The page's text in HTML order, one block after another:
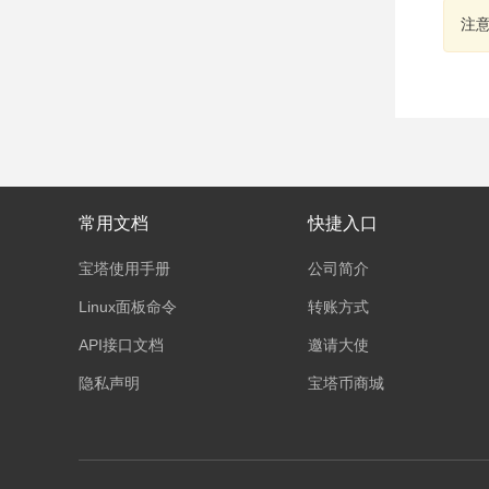
注
常用文档
宝塔使用手册
Linux面板命令
API接口文档
隐私声明
快捷入口
公司简介
转账方式
邀请大使
宝塔币商城